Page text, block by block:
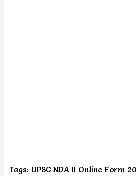
Tags: UPSC NDA II Online Form